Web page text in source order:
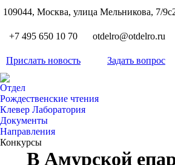
109044, Москва, улица Мельникова, 7/
+7 495 650 10 70 otdelro@otdelro.ru
Прислать новость Задать вопрос
Отдел
Рождественские чтения
Клевер Лаборатория
Документы
Направления
Конкурсы
В Амурской